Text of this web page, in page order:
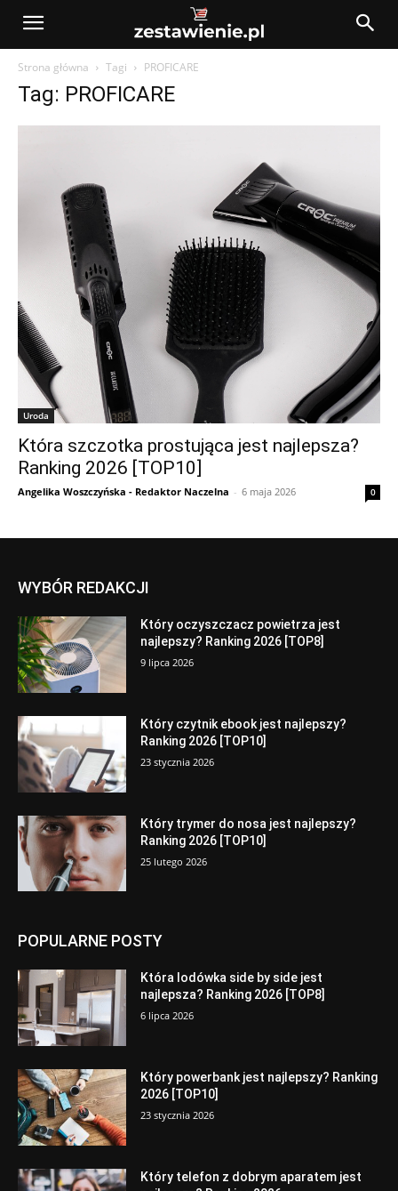
Strona główna Tagi PROFICARE
Tag: PROFICARE
Uroda
Która szczotka prostująca jest najlepsza?
Ranking 2026 [TOP10]
Angelika Woszczyńska - Redaktor Naczelna - 6 maja 2026 0
WYBÓR REDAKCJI
Który oczyszczacz powietrza jest
najlepszy? Ranking 2026 [TOP8]
9 lipca 2026
Który czytnik ebook jest najlepszy?
Ranking 2026 [TOP10]
23 stycznia 2026
Który trymer do nosa jest najlepszy?
Ranking 2026 [TOP10]
25 lutego 2026
POPULARNE POSTY
Która lodówka side by side jest
najlepsza? Ranking 2026 [TOP8]
6 lipca 2026
Który powerbank jest najlepszy? Ranking
2026 [TOP10]
23 stycznia 2026
Który telefon z dobrym aparatem jest